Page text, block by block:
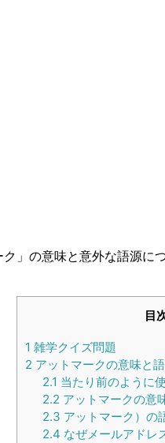
」の意味と意外な語源に
目
1 雑学クイズ問題
2 アットマークの意味と
2.1 当たり前のように
2.2 アットマークの意
2.3 アットマーク）の
2.4 なぜメールアドレ